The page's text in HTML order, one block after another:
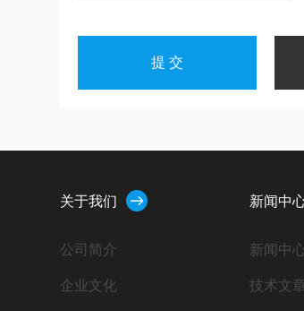
关于我们
公司简介
企业文化
新闻中
新闻中
技术文